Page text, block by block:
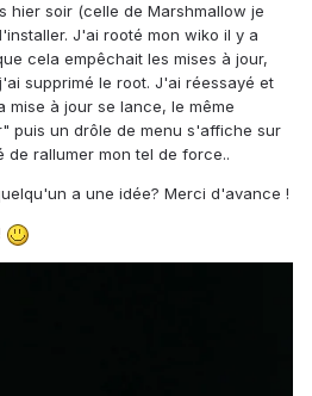
hier soir (celle de Marshmallow je
J'ai rooté mon wiko il y a
cela empêchait les mises à jour,
supprimé le root. J'ai réessayé et
à jour se lance, le même
puis un drôle de menu s'affiche sur
de rallumer mon tel de force..
a une idée? Merci d'avance !